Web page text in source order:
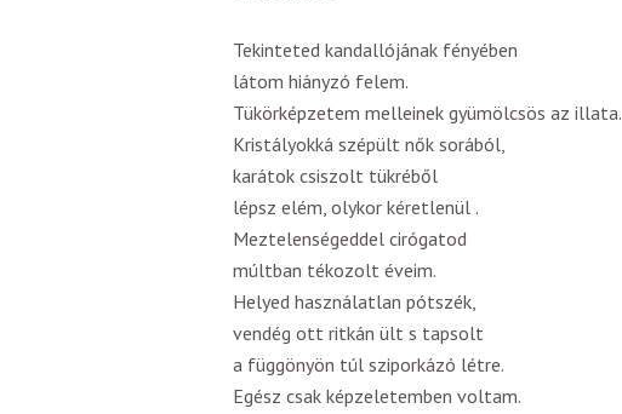
Tekinteted kandallójának fényében
látom hiányzó felem.
Tükörképzetem melleinek gyümölcsös az illata.
Kristályokká szépült nők sorából,
karátok csiszolt tükréből
lépsz elém, olykor kéretlenül .
Meztelenségeddel cirógatod
múltban tékozolt éveim.
Helyed használatlan pótszék,
vendég ott ritkán ült s tapsolt
a függönyön túl sziporkázó létre.
Egész csak képzeletemben voltam.